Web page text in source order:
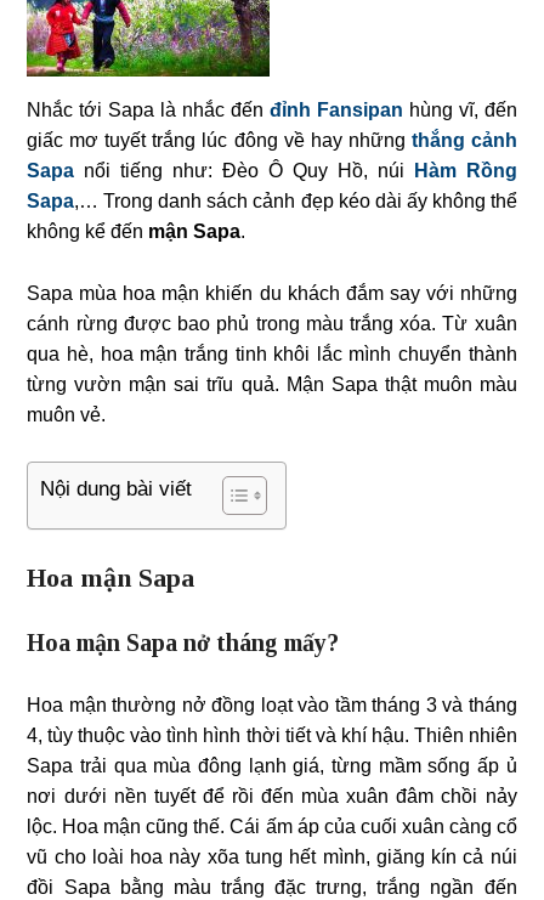
Nhắc tới Sapa là nhắc đến đỉnh Fansipan hùng vĩ, đến
giấc mơ tuyết trắng lúc đông về hay những thắng cảnh
Sapa nổi tiếng như: Đèo Ô Quy Hồ, núi
Hàm Rồng
Sapa,… Trong danh sách cảnh đẹp kéo dài ấy không thể
không kể đến mận Sapa.
Sapa mùa hoa mận khiến du khách đắm say với những
cánh rừng được bao phủ trong màu trắng xóa. Từ xuân
qua hè, hoa mận trắng tinh khôi lắc mình chuyển thành
từng vườn mận sai trĩu quả. Mận Sapa thật muôn màu
muôn vẻ.
Nội dung bài viết
Hoa mận Sapa
Hoa mận Sapa nở tháng mấy?
Hoa mận thường nở đồng loạt vào tầm tháng 3 và tháng
4, tùy thuộc vào tình hình thời tiết và khí hậu. Thiên nhiên
Sapa trải qua mùa đông lạnh giá, từng mầm sống ấp ủ
nơi dưới nền tuyết để rồi đến mùa xuân đâm chồi nảy
lộc. Hoa mận cũng thế. Cái ấm áp của cuối xuân càng cổ
vũ cho loài hoa này xõa tung hết mình, giăng kín cả núi
đồi Sapa bằng màu trắng đặc trưng, trắng ngần đến